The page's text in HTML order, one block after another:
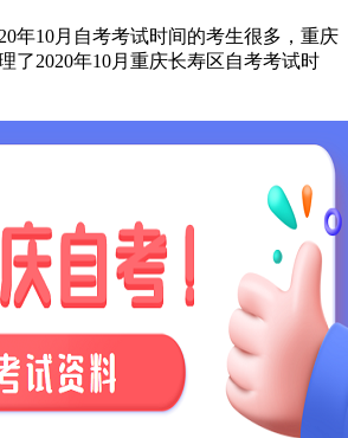
10月自考考试时间的考生很多，重庆
了2020年10月重庆长寿区自考考试时